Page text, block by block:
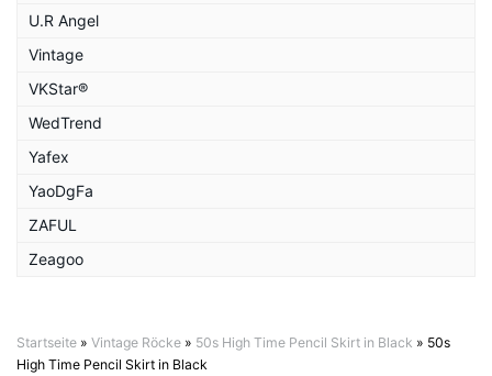
U.R Angel
Vintage
VKStar®
WedTrend
Yafex
YaoDgFa
ZAFUL
Zeagoo
Startseite » Vintage Röcke » 50s High Time Pencil Skirt in Black » 50s
High Time Pencil Skirt in Black